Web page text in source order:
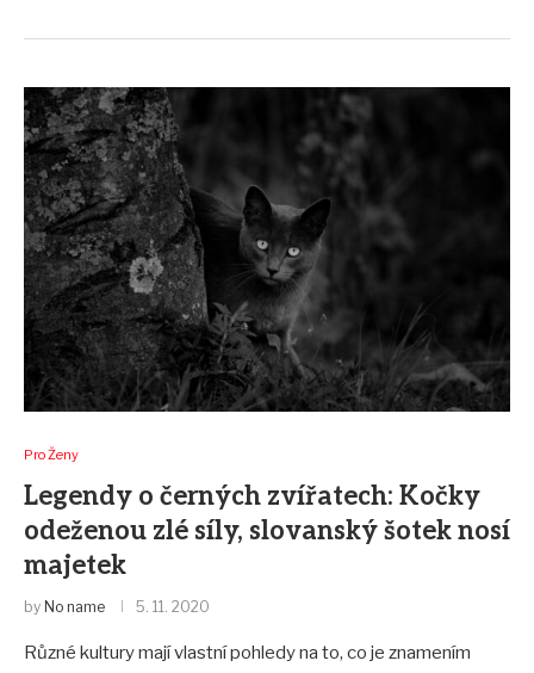
Pro Ženy
Legendy o černých zvířatech: Kočky
odeženou zlé síly, slovanský šotek nosí
majetek
by No name 5. 11. 2020
Různé kultury mají vlastní pohledy na to, co je znamením